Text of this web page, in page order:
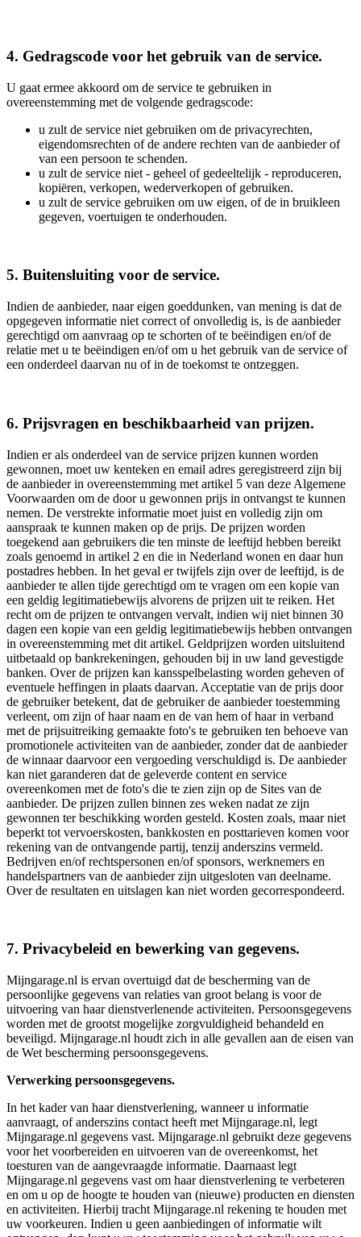
4. Gedragscode voor het gebruik van de service.
U gaat ermee akkoord om de service te gebruiken in
overeenstemming met de volgende gedragscode:
u zult de service niet gebruiken om de privacyrechten,
eigendomsrechten of de andere rechten van de aanbieder of
van een persoon te schenden.
u zult de service niet - geheel of gedeeltelijk - reproduceren,
kopiëren, verkopen, wederverkopen of gebruiken.
u zult de service gebruiken om uw eigen, of de in bruikleen
gegeven, voertuigen te onderhouden.
5. Buitensluiting voor de service.
Indien de aanbieder, naar eigen goeddunken, van mening is dat de
opgegeven informatie niet correct of onvolledig is, is de aanbieder
gerechtigd om aanvraag op te schorten of te beëindigen en/of de
relatie met u te beëindigen en/of om u het gebruik van de service of
een onderdeel daarvan nu of in de toekomst te ontzeggen.
6. Prijsvragen en beschikbaarheid van prijzen.
Indien er als onderdeel van de service prijzen kunnen worden
gewonnen, moet uw kenteken en email adres geregistreerd zijn bij
de aanbieder in overeenstemming met artikel 5 van deze Algemene
Voorwaarden om de door u gewonnen prijs in ontvangst te kunnen
nemen. De verstrekte informatie moet juist en volledig zijn om
aanspraak te kunnen maken op de prijs. De prijzen worden
toegekend aan gebruikers die ten minste de leeftijd hebben bereikt
zoals genoemd in artikel 2 en die in Nederland wonen en daar hun
postadres hebben. In het geval er twijfels zijn over de leeftijd, is de
aanbieder te allen tijde gerechtigd om te vragen om een kopie van
een geldig legitimatiebewijs alvorens de prijzen uit te reiken. Het
recht om de prijzen te ontvangen vervalt, indien wij niet binnen 30
dagen een kopie van een geldig legitimatiebewijs hebben ontvangen
in overeenstemming met dit artikel. Geldprijzen worden uitsluitend
uitbetaald op bankrekeningen, gehouden bij in uw land gevestigde
banken. Over de prijzen kan kansspelbelasting worden geheven of
eventuele heffingen in plaats daarvan. Acceptatie van de prijs door
de gebruiker betekent, dat de gebruiker de aanbieder toestemming
verleent, om zijn of haar naam en de van hem of haar in verband
met de prijsuitreiking gemaakte foto's te gebruiken ten behoeve van
promotionele activiteiten van de aanbieder, zonder dat de aanbieder
de winnaar daarvoor een vergoeding verschuldigd is. De aanbieder
kan niet garanderen dat de geleverde content en service
overeenkomen met de foto's die te zien zijn op de Sites van de
aanbieder. De prijzen zullen binnen zes weken nadat ze zijn
gewonnen ter beschikking worden gesteld. Kosten zoals, maar niet
beperkt tot vervoerskosten, bankkosten en posttarieven komen voor
rekening van de ontvangende partij, tenzij anderszins vermeld.
Bedrijven en/of rechtspersonen en/of sponsors, werknemers en
handelspartners van de aanbieder zijn uitgesloten van deelname.
Over de resultaten en uitslagen kan niet worden gecorrespondeerd.
7. Privacybeleid en bewerking van gegevens.
Mijngarage.nl is ervan overtuigd dat de bescherming van de
persoonlijke gegevens van relaties van groot belang is voor de
uitvoering van haar dienstverlenende activiteiten. Persoonsgegevens
worden met de grootst mogelijke zorgvuldigheid behandeld en
beveiligd. Mijngarage.nl houdt zich in alle gevallen aan de eisen van
de Wet bescherming persoonsgegevens.
Verwerking persoonsgegevens.
In het kader van haar dienstverlening, wanneer u informatie
aanvraagt, of anderszins contact heeft met Mijngarage.nl, legt
Mijngarage.nl gegevens vast. Mijngarage.nl gebruikt deze gegevens
voor het voorbereiden en uitvoeren van de overeenkomst, het
toesturen van de aangevraagde informatie. Daarnaast legt
Mijngarage.nl gegevens vast om haar dienstverlening te verbeteren
en om u op de hoogte te houden van (nieuwe) producten en diensten
en activiteiten. Hierbij tracht Mijngarage.nl rekening te houden met
uw voorkeuren. Indien u geen aanbiedingen of informatie wilt